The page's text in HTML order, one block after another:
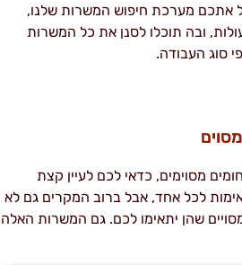
אתכם מערכת חיפוש המשרות שלנו,
ובה תוכלו לסנן את כל המשרות
סוג העבודה.
מסוימים, כדאי לכם לעיין קצת
לכל אחד, אבל ברוב המקרים גם לא
שהן יתאימו לכם. גם המשרות האלה